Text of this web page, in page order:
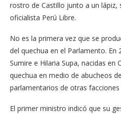
rostro de Castillo junto a un lápiz,
oficialista Perú Libre.
No es la primera vez que se
del quechua en el Parlamento. En
Sumire e Hilaria Supa, nacidas en
quechua en medio de abucheos
parlamentarios de otras facciones
El primer ministro indicó que su